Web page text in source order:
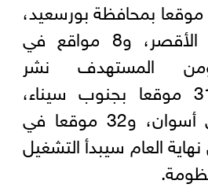
المنظومة في 50 موقعا بمحافظة بورسعيد،
و22 موقعا في الأقصر، و8 مواقع في
ومن المستهدف نشر
المنظومة في 31 موقعا بجنوب سيناء،
و123 موقعا في أسوان، و32 موقعا في
العام سيبدأ التشغيل